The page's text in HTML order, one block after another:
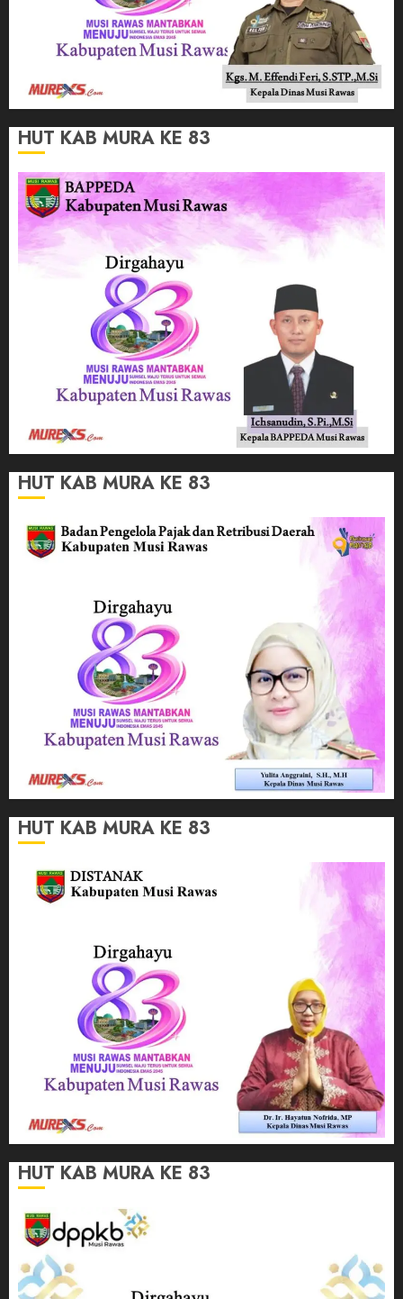
HUT KAB MURA KE 83
HUT KAB MURA KE 83
HUT KAB MURA KE 83
HUT KAB MURA KE 83